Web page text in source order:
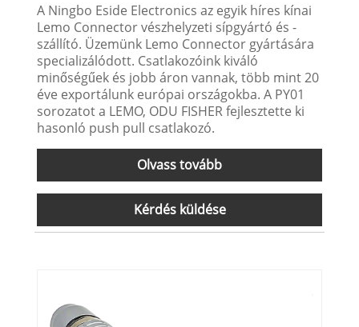
A Ningbo Eside Electronics az egyik híres kínai
Lemo Connector vészhelyzeti sípgyártó és -
szállító. Üzemünk Lemo Connector gyártására
specializálódott. Csatlakozóink kiváló
minőségűek és jobb áron vannak, több mint 20
éve exportálunk európai országokba. A PY01
sorozatot a LEMO, ODU FISHER fejlesztette ki
hasonló push pull csatlakozó.
Olvass tovább
Kérdés küldése